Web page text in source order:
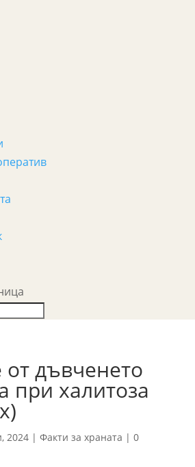
от дъвченето
при халитоза
2024| Факти за храната | 0